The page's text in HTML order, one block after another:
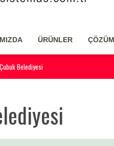
ÜRÜNLER
Çubuk Belediyesi